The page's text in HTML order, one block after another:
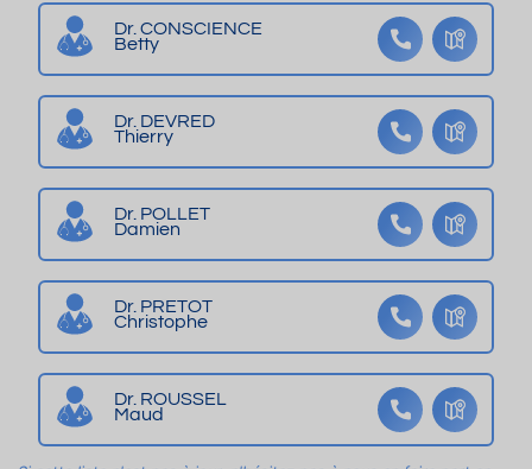
g
o
n
h
m
a
S
ali
n
a
A
3
es
th
m
es
(r
ef
t
3)
Dr. CONSCIENCE
Betty
Dr. DEVRED
Thierry
Dr. POLLET
Damien
Dr. PRETOT
Christophe
Dr. ROUSSEL
Maud